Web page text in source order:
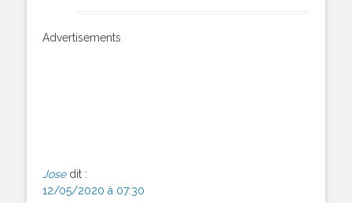
Advertisements
Jose dit :
12/05/2020 à 07:30